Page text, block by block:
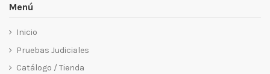
Menú
Inicio
Pruebas Judiciales
Catálogo / Tienda